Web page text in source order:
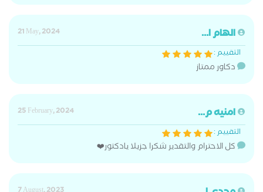
الهام ا...
21 May, 2024
التقييم :
دكاور ممتاز
امنيه م...
25 February, 2024
التقييم :
كل الاحترام والتقدير شكرا جزيلا يادكتور❤️